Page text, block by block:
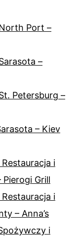
Port –
–
Petersburg –
– Kiev
i
Grill
i
– Anna’s
i